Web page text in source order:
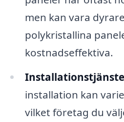
men kan vara
polykristallina
kostnadseffektiva.
installation kan
vilket företag du